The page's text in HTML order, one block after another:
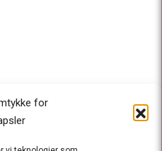
for